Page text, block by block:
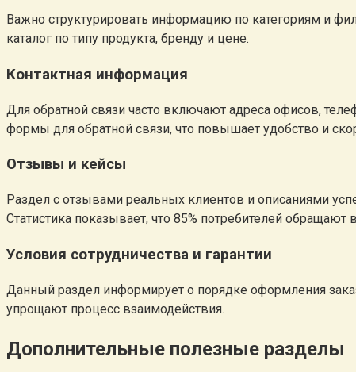
Важно структурировать информацию по категориям и
каталог по типу продукта, бренду и цене.
Контактная информация
Для обратной связи часто включают адреса офисов,
формы для обратной связи, что повышает удобство и
Отзывы и кейсы
Раздел с отзывами реальных клиентов и описаниями
Статистика показывает, что 85% потребителей
Условия сотрудничества и гарантии
Данный раздел информирует о порядке оформления
упрощают процесс взаимодействия.
Дополнительные полезные разделы